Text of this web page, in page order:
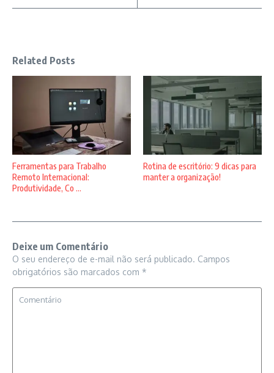
Related Posts
Ferramentas para Trabalho
Remoto Internacional:
Produtividade, Co ...
Rotina de escritório: 9 dicas para
manter a organização!
Deixe um Comentário
O seu endereço de e-mail não será publicado. Campos
obrigatórios são marcados com *